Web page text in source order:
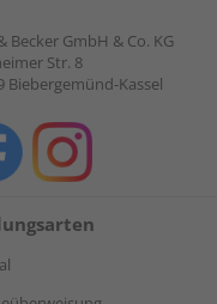
Becker GmbH & Co. KG
Str. 8
Biebergemünd-Kassel